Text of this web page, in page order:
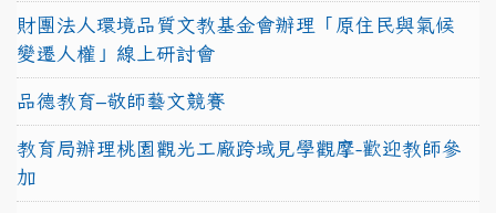
財團法人環境品質文教基金會辦理「原住民與氣候
變遷人權」線上研討會
品德教育–敬師藝文競賽
教育局辦理桃園觀光工廠跨域見學觀摩-歡迎教師參
加